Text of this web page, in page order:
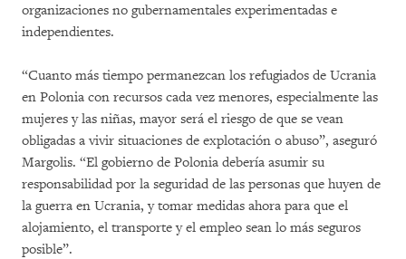
organizaciones no gubernamentales experimentadas e
independientes.
“Cuanto más tiempo permanezcan los refugiados de Ucrania
en Polonia con recursos cada vez menores, especialmente las
mujeres y las niñas, mayor será el riesgo de que se vean
obligadas a vivir situaciones de explotación o abuso”, aseguró
Margolis. “El gobierno de Polonia debería asumir su
responsabilidad por la seguridad de las personas que huyen de
la guerra en Ucrania, y tomar medidas ahora para que el
alojamiento, el transporte y el empleo sean lo más seguros
posible”.